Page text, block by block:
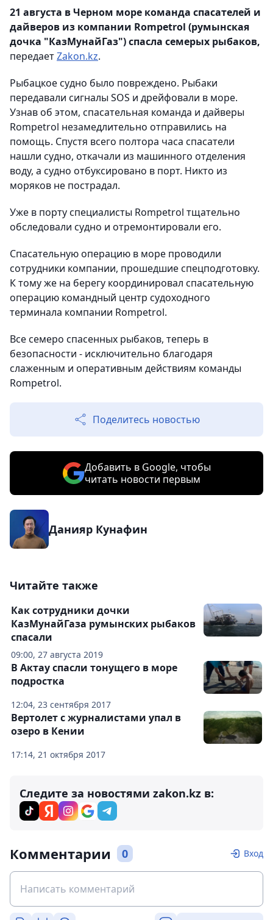
21 августа в Черном море команда спасателей и
дайверов из компании Rompetrol (румынская
дочка "КазМунайГаз") спасла семерых рыбаков,
передаетZakon.kz.
Рыбацкое судно было повреждено. Рыбаки
передавали сигналы SOS и дрейфовали в море.
Узнав об этом, спасательная команда и дайверы
Rompetrol незамедлительно отправились на
помощь. Спустя всего полтора часа спасатели
нашли судно, откачали из машинного отделения
воду, а судно отбуксировано в порт. Никто из
моряков не пострадал.
Уже в порту специалисты Rompetrol тщательно
обследовали судно и отремонтировали его.
Спасательную операцию в море проводили
сотрудники компании, прошедшие спецподготовку.
К тому же на берегу координировал спасательную
операцию командный центр судоходного
терминала компании Rompetrol.
Все семеро спасенных рыбаков, теперь в
безопасности - исключительно благодаря
слаженным и оперативным действиям команды
Rompetrol.
Поделитесь новостью
Добавить в Google, чтобы
читать новости первым
Данияр Кунафин
Читайте также
09:00, 27 августа 2019
Как сотрудники дочки
КазМунайГаза румынских рыбаков
спасали
12:04, 23 сентября 2017
В Актау спасли тонущего в море
подростка
17:14, 21 октября 2017
Вертолет с журналистами упал в
озеро в Кении
Следите за новостями zakon.kz в:
Комментарии 0 Вход